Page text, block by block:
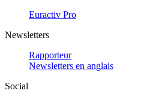
Euractiv Pro
Newsletters
Rapporteur
Newsletters en anglais
Social